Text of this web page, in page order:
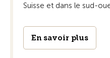
Suisse et dans le sud-
En savoir plus